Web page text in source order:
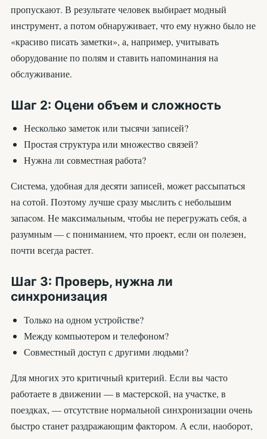
пропускают. В результате человек выбирает модный
инструмент, а потом обнаруживает, что ему нужно было не
«красиво писать заметки», а, например, учитывать
оборудование по полям и ставить напоминания на
обслуживание.
Шаг 2: Оцени объем и сложность
Несколько заметок или тысячи записей?
Простая структура или множество связей?
Нужна ли совместная работа?
Система, удобная для десяти записей, может рассыпаться
на сотой. Поэтому лучше сразу мыслить с небольшим
запасом. Не максимальным, чтобы не перегружать себя, а
разумным — с пониманием, что проект, если он полезен,
почти всегда растет.
Шаг 3: Проверь, нужна ли
синхронизация
Только на одном устройстве?
Между компьютером и телефоном?
Совместный доступ с другими людьми?
Для многих это критичный критерий. Если вы часто
работаете в движении — в мастерской, на участке, в
поездках, — отсутствие нормальной синхронизации очень
быстро станет раздражающим фактором. А если, наоборот,